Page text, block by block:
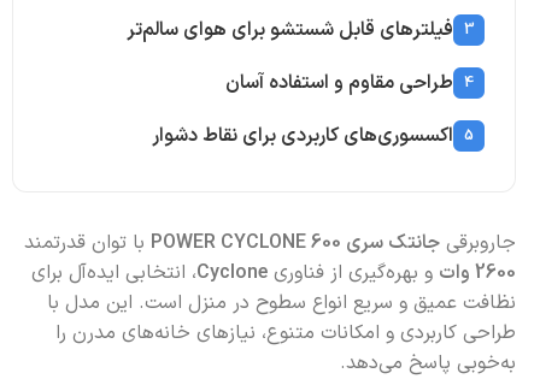
3 فیلترهای قابل شستشو برای هوای سالم‌تر
4 طراحی مقاوم و استفاده آسان
5 اکسسوری‌های کاربردی برای نقاط دشوار
جاروبرقی جانتک سری POWER CYCLONE 600
با توان قدرتمند
2600 وات
و بهره‌گیری از فناوری Cyclone، انتخابی ایده‌آل برای
نظافت عمیق و سریع انواع سطوح در منزل است. این مدل با
طراحی کاربردی و امکانات متنوع، نیازهای خانه‌های مدرن را
به‌خوبی پاسخ می‌دهد.